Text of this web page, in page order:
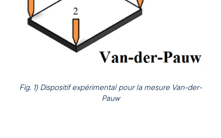
Fig. 1) Dispositif expérimental pour la mesure Van-der-
Pauw